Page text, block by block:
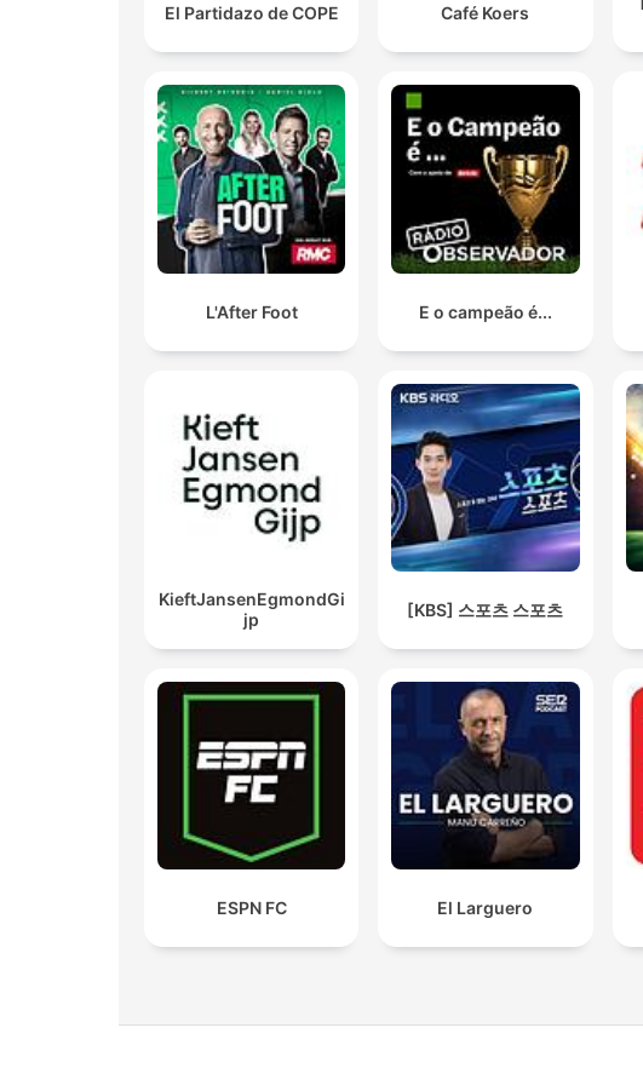
El Partidazo de COPE Café Koers
L'After Foot E o campeão é...
KieftJansenEgmondGi
jp
[KBS] 스포츠 스포츠
ESPN FC El Larguero